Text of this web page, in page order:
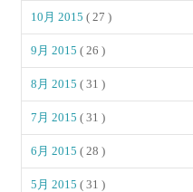
10月 2015( 27 )
9月 2015( 26 )
8月 2015( 31 )
7月 2015( 31 )
6月 2015( 28 )
5月 2015( 31 )